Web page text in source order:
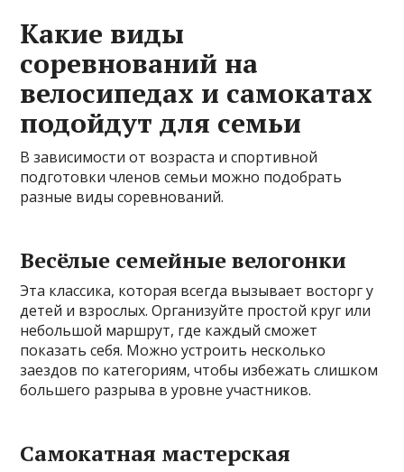
Какие виды
соревнований на
велосипедах и самокатах
подойдут для семьи
В зависимости от возраста и спортивной
подготовки членов семьи можно подобрать
разные виды соревнований.
Весёлые семейные велогонки
Эта классика, которая всегда вызывает восторг у
детей и взрослых. Организуйте простой круг или
небольшой маршрут, где каждый сможет
показать себя. Можно устроить несколько
заездов по категориям, чтобы избежать слишком
большего разрыва в уровне участников.
Самокатная мастерская